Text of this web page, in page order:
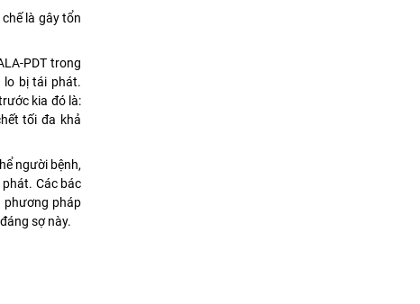
là gây tổn
PDT trong
lo bị tái phát.
kia đó là:
tối đa khả
người bệnh,
Các bác
phương pháp
sợ này.